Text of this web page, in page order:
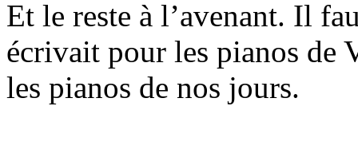
Et le reste à l’avenant. Il
écrivait pour les pianos de
les pianos de nos jours.